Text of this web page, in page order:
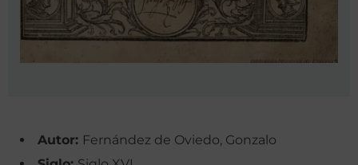
Autor: Fernández de Oviedo, Gonzalo